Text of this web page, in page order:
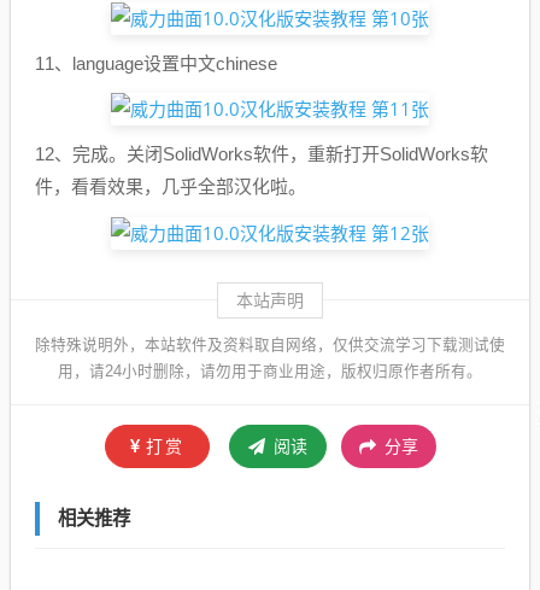
11、language设置中文chinese
12、完成。关闭SolidWorks软件，重新打开SolidWorks软
件，看看效果，几乎全部汉化啦。
本站声明
除特殊说明外，本站软件及资料取自网络，仅供交流学习下载测试使
用，请24小时删除，请勿用于商业用途，版权归原作者所有。
打赏 阅读 分享
相关推荐